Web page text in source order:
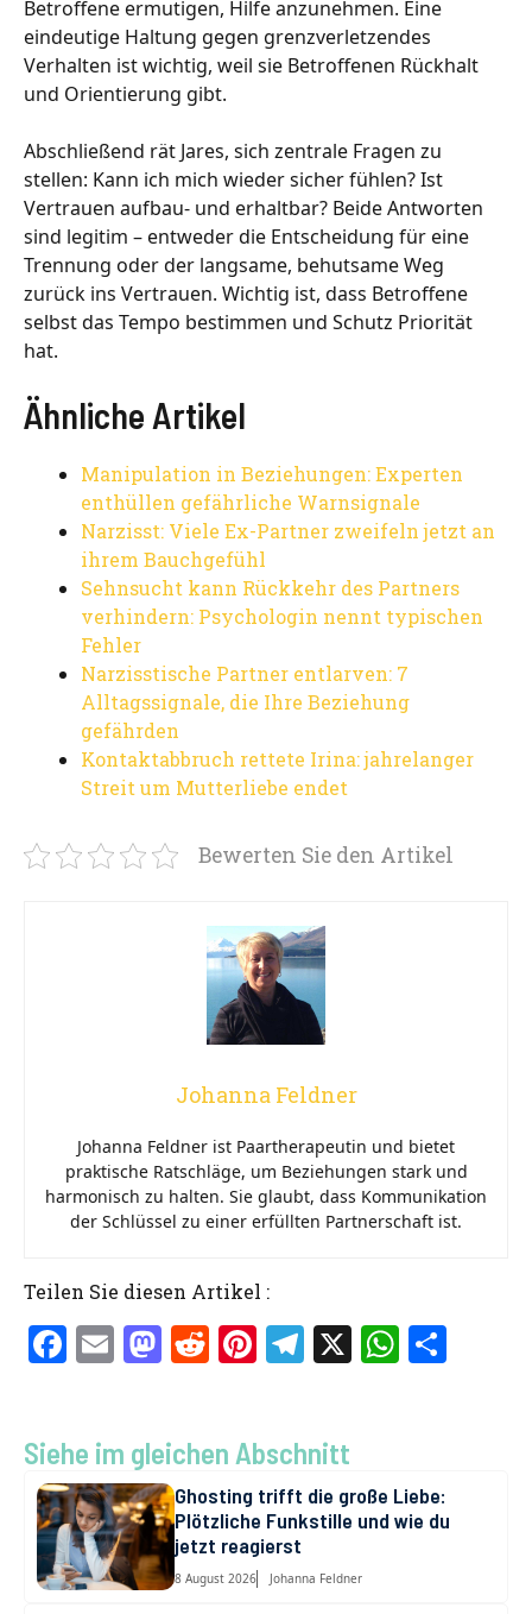
Betroffene ermutigen, Hilfe anzunehmen. Eine
eindeutige Haltung gegen grenzverletzendes
Verhalten ist wichtig, weil sie Betroffenen Rückhalt
und Orientierung gibt.
Abschließend rät Jares, sich zentrale Fragen zu
stellen: Kann ich mich wieder sicher fühlen? Ist
Vertrauen aufbau- und erhaltbar? Beide Antworten
sind legitim – entweder die Entscheidung für eine
Trennung oder der langsame, behutsame Weg
zurück ins Vertrauen. Wichtig ist, dass Betroffene
selbst das Tempo bestimmen und Schutz Priorität
hat.
Ähnliche Artikel
Manipulation in Beziehungen: Experten
enthüllen gefährliche Warnsignale
Narzisst: Viele Ex-Partner zweifeln jetzt an
ihrem Bauchgefühl
Sehnsucht kann Rückkehr des Partners
verhindern: Psychologin nennt typischen
Fehler
Narzisstische Partner entlarven: 7
Alltagssignale, die Ihre Beziehung
gefährden
Kontaktabbruch rettete Irina: jahrelanger
Streit um Mutterliebe endet
Bewerten Sie den Artikel
Johanna Feldner
Johanna Feldner ist Paartherapeutin und bietet
praktische Ratschläge, um Beziehungen stark und
harmonisch zu halten. Sie glaubt, dass Kommunikation
der Schlüssel zu einer erfüllten Partnerschaft ist.
Teilen Sie diesen Artikel :
F
b
o
o
k
E
l
M
o
d
o
n
R
di
t
Pi
es
t
T
gr
a
m
X W
A
p
Siehe im gleichen Abschnitt
Ghosting trifft die große Liebe:
Plötzliche Funkstille und wie du
jetzt reagierst
8 August 2026 Johanna Feldner